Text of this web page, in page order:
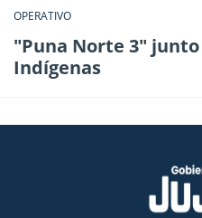
OPERATIVO
"Puna Norte 3"
Indígenas